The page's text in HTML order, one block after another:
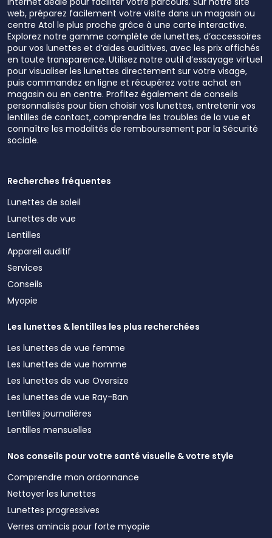
web, préparez facilement votre visite dans un magasin ou
centre Atol le plus proche grâce à une carte interactive.
Explorez notre gamme complète de lunettes, d’accessoires
pour vos lunettes et d’aides auditives, avec les prix affichés
en toute transparence. Utilisez notre outil d’essayage virtuel
pour visualiser les lunettes directement sur votre visage,
puis commandez en ligne et récupérez votre achat en
magasin ou en centre. Profitez également de conseils
personnalisés pour bien choisir vos lunettes, entretenir vos
lentilles de contact, comprendre les troubles de la vue et
connaître les modalités de remboursement par la Sécurité
sociale.
Recherches fréquentes
Lunettes de soleil
Lunettes de vue
Lentilles
Appareil auditif
Services
Conseils
Myopie
Les lunettes & lentilles les plus recherchées
Les lunettes de vue femme
Les lunettes de vue homme
Les lunettes de vue Oversize
Les lunettes de vue Ray-Ban
Lentilles journalières
Lentilles mensuelles
Nos conseils pour votre santé visuelle & votre style
Comprendre mon ordonnance
Nettoyer les lunettes
Lunettes progressives
Verres amincis pour forte myopie